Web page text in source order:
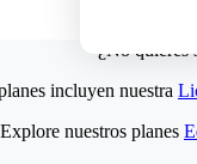
¿No quieres
incluyen nuestra
Explore nuestros planes